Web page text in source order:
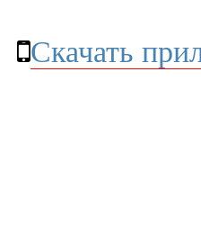
Скачать